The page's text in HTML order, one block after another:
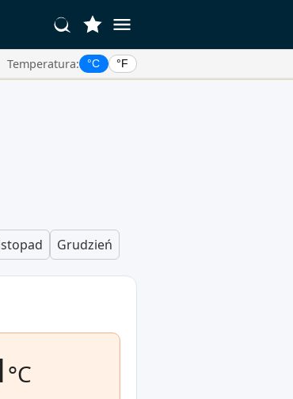
Temperatura: °C °F
Grudzień
°C